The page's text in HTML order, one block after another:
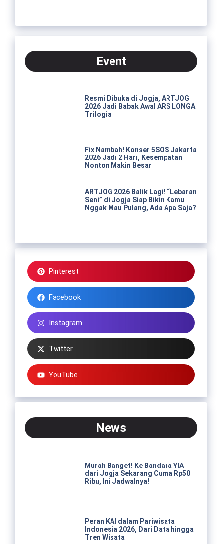
Event
Resmi Dibuka di Jogja, ARTJOG
2026 Jadi Babak Awal ARS LONGA
Trilogia
Fix Nambah! Konser 5SOS Jakarta
2026 Jadi 2 Hari, Kesempatan
Nonton Makin Besar
ARTJOG 2026 Balik Lagi! “Lebaran
Seni” di Jogja Siap Bikin Kamu
Nggak Mau Pulang, Ada Apa Saja?
Pinterest
Facebook
Instagram
Twitter
YouTube
News
Murah Banget! Ke Bandara YIA
dari Jogja Sekarang Cuma Rp50
Ribu, Ini Jadwalnya!
Peran KAI dalam Pariwisata
Indonesia 2026, Dari Data hingga
Tren Wisata